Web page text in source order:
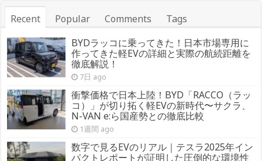
Recent Popular Comments
Tags
BYDラッコに乗ってきた！日本市場専用に
作ってきた軽EVの詳細と実際の航続距離を
徹底解説！
7日 ago
衝撃価格で日本上陸！BYD「RACCO（ラッ
コ）」が切り拓く軽EVの新時代〜サクラ、
N-VAN e:ら国産勢との徹底比較
1週間 ago
数字で見るEVのリアル｜テスラ2025年イン
パクトレポートが証明した圧倒的な環境性